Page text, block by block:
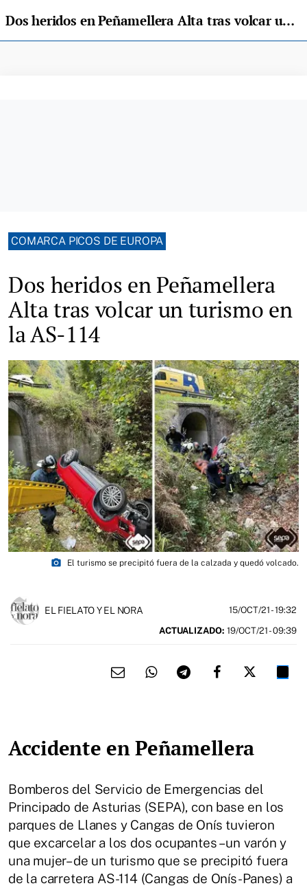
Dos heridos en Peñamellera Alta tras volcar un turismo en la AS-114
COMARCA PICOS DE EUROPA
Dos heridos en Peñamellera
Alta tras volcar un turismo en
la AS-114
photo_camera El turismo se precipitó fuera de la calzada y quedó volcado.
EL FIELATO Y EL NORA 15/OCT/21- 19:32
ACTUALIZADO: 19/OCT/21 - 09:39
Accidente en Peñamellera
Bomberos del Servicio de Emergencias del
Principado de Asturias (SEPA), con base en los
parques de Llanes y Cangas de Onís tuvieron
que excarcelar a los dos ocupantes –un varón y
una mujer– de un turismo que se precipitó fuera
de la carretera AS-114 (Cangas de Onís-Panes) a